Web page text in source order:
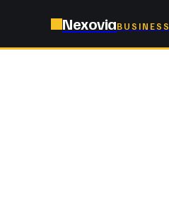
NexoviaBUSINESS